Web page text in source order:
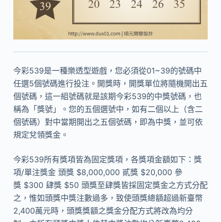
今彩539是一種樂透型遊戲，您必須從01~39的號碼中
任選5個號碼進行投注。開獎時，開獎單位將隨機開出五
個號碼，這一組號碼就是該期今彩539的中獎號碼，也
稱為「獎號」。您的五個選號中，如有二個以上（含二
個號碼）對中當期開出之五個號碼，即為中獎，並可依
規定兌領獎金。
今彩539所有獎項皆為固定獎項，各獎項金額如下：獎
項/單注獎金 頭獎 $8,000,000 貳獎 $20,000 參
獎 $300 肆獎 $50 頭獎至肆獎皆採固定獎金之方式分配
之，惟如頭獎中獎注數過多，致使頭獎總額超過新臺幣
2,400萬元時，頭獎獎額之獎金分配方式將改為均分